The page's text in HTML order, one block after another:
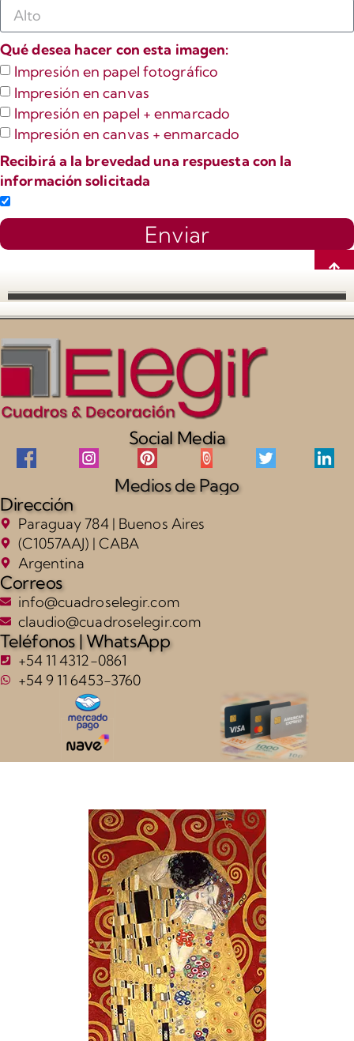
Qué desea hacer con esta imagen:
Impresión en papel fotográfico
Impresión en canvas
Impresión en papel + enmarcado
Impresión en canvas + enmarcado
Recibirá a la brevedad una respuesta con la
información solicitada
Enviar
Social Media
Medios de Pago
Dirección
Paraguay 784 | Buenos Aires
(C1057AAJ) | CABA
Argentina
Correos
info@cuadroselegir.com
claudio@cuadroselegir.com
Teléfonos | WhatsApp
+54 11 4312-0861
+54 9 11 6453-3760